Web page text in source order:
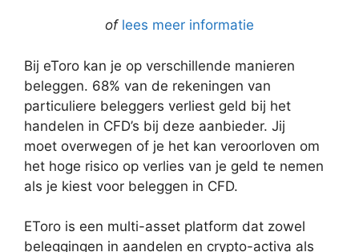
of lees meer informatie
Bij eToro kan je op verschillende manieren
beleggen. 68% van de rekeningen van
particuliere beleggers verliest geld bij het
handelen in CFD’s bij deze aanbieder. Jij
moet overwegen of je het kan veroorloven om
het hoge risico op verlies van je geld te nemen
als je kiest voor beleggen in CFD.
EToro is een multi-asset platform dat zowel
beleggingen in aandelen en crypto-activa als